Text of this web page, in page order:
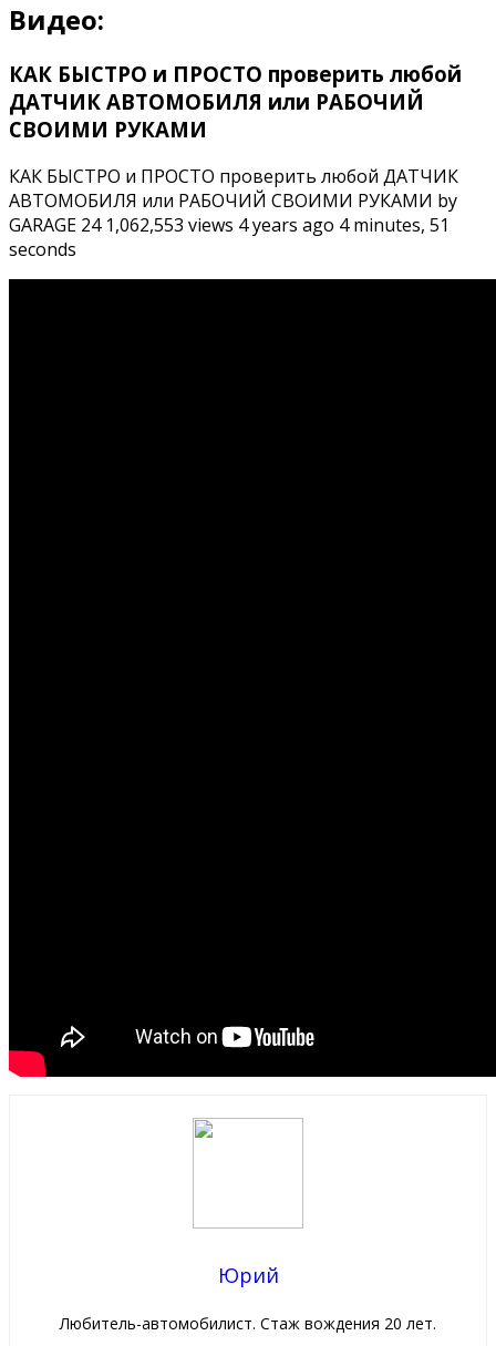
Видео:
КАК БЫСТРО и ПРОСТО проверить любой
ДАТЧИК АВТОМОБИЛЯ или РАБОЧИЙ
СВОИМИ РУКАМИ
КАК БЫСТРО и ПРОСТО проверить любой ДАТЧИК
АВТОМОБИЛЯ или РАБОЧИЙ СВОИМИ РУКАМИ by
GARAGE 24 1,062,553 views 4 years ago 4 minutes, 51
seconds
Юрий
Любитель-автомобилист. Стаж вождения 20 лет.